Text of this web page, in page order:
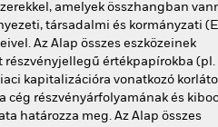
amelyek összhangban
társadalmi és kormányzati
Az Alap összes eszközeinek
értékpapírokba (pl.
kapitalizációra vonatkozó
cég részvényárfolyamának és
határozza meg. Az Alap összes